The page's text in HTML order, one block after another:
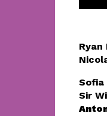
Sofia
Sir